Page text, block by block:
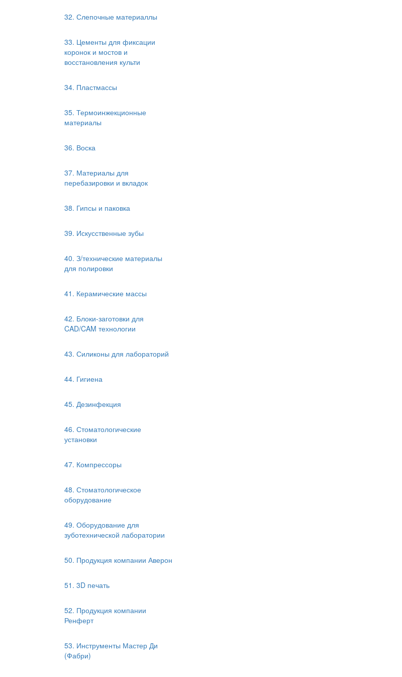
32. Слепочные материаллы
33. Цементы для фиксации
коронок и мостов и
восстановления культи
34. Пластмассы
35. Термоинжекционные
материалы
36. Воска
37. Материалы для
перебазировки и вкладок
38. Гипсы и паковка
39. Искусственные зубы
40. З/технические материалы
для полировки
41. Керамические массы
42. Блоки-заготовки для
CAD/CAM технологии
43. Силиконы для лабораторий
44. Гигиена
45. Дезинфекция
46. Стоматологические
установки
47. Компрессоры
48. Стоматологическое
оборудование
49. Оборудование для
зуботехнической лаборатории
50. Продукция компании Аверон
51. 3D печать
52. Продукция компании
Ренферт
53. Инструменты Мастер Ди
(Фабри)